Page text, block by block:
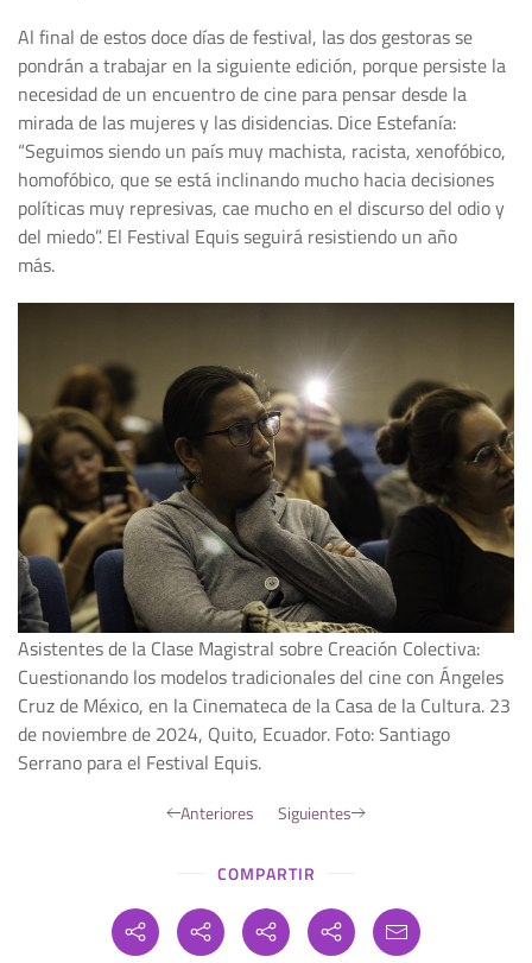
Al final de estos doce días de festival, las dos gestoras se
pondrán a trabajar en la siguiente edición, porque persiste la
necesidad de un encuentro de cine para pensar desde la
mirada de las mujeres y las disidencias. Dice Estefanía:
“Seguimos siendo un país muy machista, racista, xenofóbico,
homofóbico, que se está inclinando mucho hacia decisiones
políticas muy represivas, cae mucho en el discurso del odio y
del miedo”. El Festival Equis seguirá resistiendo un año
más.
Asistentes de la Clase Magistral sobre Creación Colectiva:
Cuestionando los modelos tradicionales del cine con Ángeles
Cruz de México, en la Cinemateca de la Casa de la Cultura. 23
de noviembre de 2024, Quito, Ecuador. Foto: Santiago
Serrano para el Festival Equis.
Anteriores Siguientes
COMPARTIR